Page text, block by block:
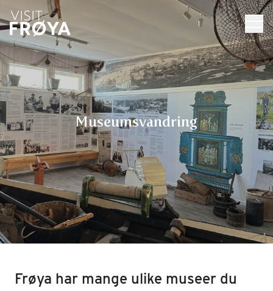
Museumsvandring
Frøya har mange ulike museer du